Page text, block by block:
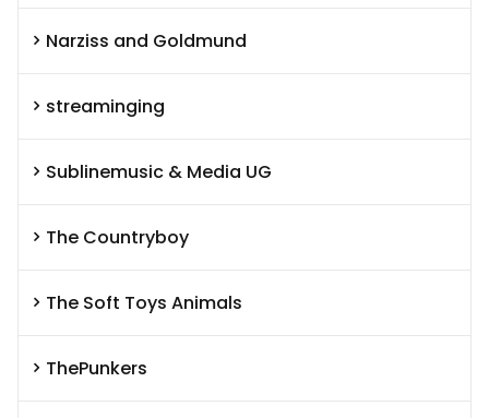
Narziss and Goldmund
streaminging
Sublinemusic & Media UG
The Countryboy
The Soft Toys Animals
ThePunkers